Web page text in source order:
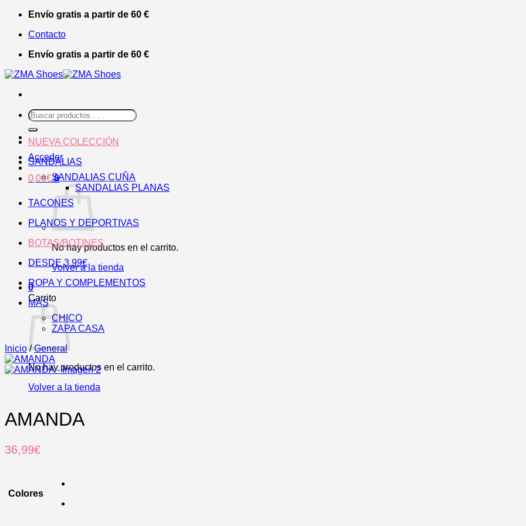
Saltar
contenido
Envío gratis a partir de 60 €
Contacto
Envío gratis a partir de 60 €
Buscar
por:
Acceder
0,00€ 0
No hay productos en el carrito.
Volver a la tienda
0
Carrito
No hay productos en el carrito.
Volver a la tienda
NUEVA COLECCIÓN
SANDALIAS
SANDALIAS CUÑA
SANDALIAS PLANAS
TACONES
PLANOS Y DEPORTIVAS
BOTAS/BOTINES
DESDE 3,99€
ROPA Y COMPLEMENTOS
MÁS
CHICO
ZAPA CASA
Inicio / General
AMANDA
36,99€
Colores